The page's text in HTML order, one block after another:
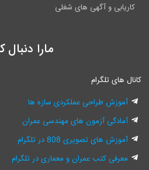
کاریابی و آگهی های شغلی
مارا دنبال
کانال های تلگرام
آموزش طراحی عملکردی سازه ها
آمادگی آزمون های مهندسی عمران
آموزش های تصویری 808 در تلگرام
معرفی کتب عمران و معماری در تلگرام